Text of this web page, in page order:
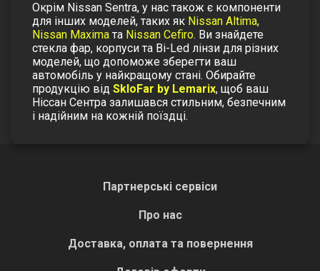
Окрім Nissan Sentra, у нас також є компоненти
для інших моделей, таких як Nissan Altima,
Nissan Maxima та Nissan Cefiro. Ви знайдете
стекла фар, корпуси та Bi-Led лінзи для різних
моделей, що допоможе зберегти ваш
автомобіль у найкращому стані. Обирайте
продукцію від SkloFar by Lemarix, щоб ваш
Ніссан Сентра залишався стильним, безпечним
і надійним на кожній поїздці.
Партнерські сервіси
Про нас
Доставка, оплата та повернення